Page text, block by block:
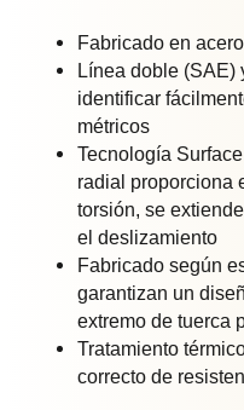
Fabricado en
Línea doble (SAE)
identificar
métricos
Tecnología
radial proporciona
torsión, se extiende
el deslizamiento
Fabricado según
garantizan un
extremo de tuerca
Tratamiento
correcto de